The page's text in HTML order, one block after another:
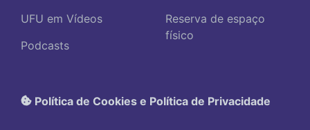
UFU em Vídeos
Podcasts
Reserva de espaço
físico
Política de Cookies e Política de Privacidade